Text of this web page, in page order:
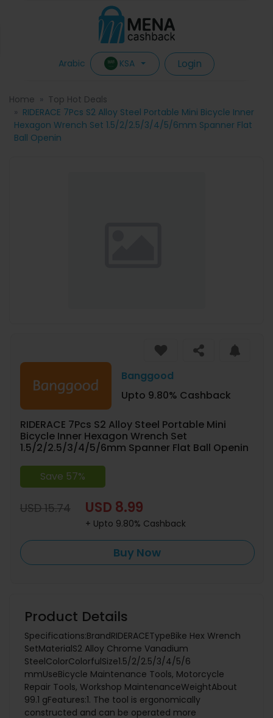
Arabic KSA Login
Home
Top Hot Deals
RIDERACE 7Pcs S2 Alloy Steel Portable Mini Bicycle Inner
Hexagon Wrench Set 1.5/2/2.5/3/4/5/6mm Spanner Flat
Ball Openin
Banggood
Upto 9.80% Cashback
RIDERACE 7Pcs S2 Alloy Steel Portable Mini
Bicycle Inner Hexagon Wrench Set
1.5/2/2.5/3/4/5/6mm Spanner Flat Ball Openin
Save 57%
USD 15.74 USD 8.99
+ Upto 9.80% Cashback
Buy Now
Product Details
Specifications:BrandRIDERACETypeBike Hex Wrench
SetMaterialS2 Alloy Chrome Vanadium
SteelColorColorfulSize1.5/2/2.5/3/4/5/6
mmUseBicycle Maintenance Tools, Motorcycle
Repair Tools, Workshop MaintenanceWeightAbout
99.1 gFeatures:1. The tool is ergonomically
constructed and can be operated more